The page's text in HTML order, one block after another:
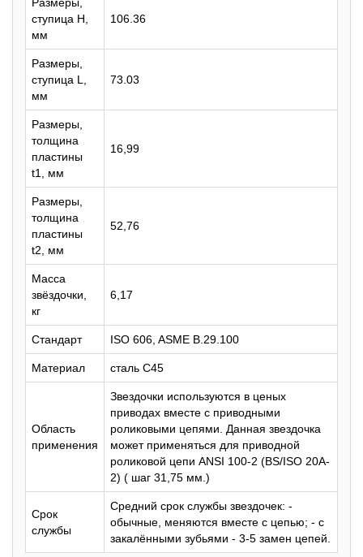
ступица H,
мм
106.36
Размеры,
ступица L,
мм
73.03
Размеры,
толщина
пластины
t1, мм
16,99
Размеры,
толщина
пластины
t2, мм
52,76
Масса
звёздочки,
кг
6,17
Стандарт ISO 606, ASME B.29.100
Материал сталь C45
Область
применения
Звездочки используются в ценых
приводах вместе с приводными
роликовыми цепями. Данная звездочка
может применяться для приводной
роликовой цепи ANSI 100-2 (BS/ISO 20A-
2) ( шаг 31,75 мм.)
Срок
службы
Средний срок службы звездочек: -
обычные, меняются вместе с цепью; - с
закалёнными зубьями - 3-5 замен цепей.